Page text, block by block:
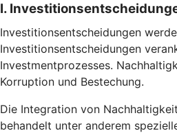
I.
Investitionsentscheidungen
Investitionsentscheidungen
Investmentprozesses.
Korruption und Bestechung.
Die Integration von
behandelt unter anderem